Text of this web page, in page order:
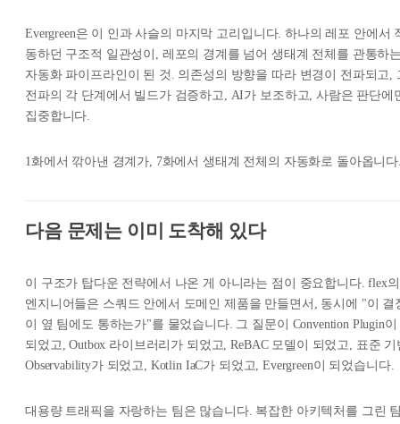
Evergreen은 이 인과 사슬의 마지막 고리입니다. 하나의 레포 안에서
동하던 구조적 일관성이, 레포의 경계를 넘어 생태계 전체를 관통하
자동화 파이프라인이 된 것. 의존성의 방향을 따라 변경이 전파되고,
전파의 각 단계에서 빌드가 검증하고, AI가 보조하고, 사람은 판단에
집중합니다.
1화에서 깎아낸 경계가, 7화에서 생태계 전체의 자동화로 돌아옵니
다음 문제는 이미 도착해 있다
이 구조가 탑다운 전략에서 나온 게 아니라는 점이 중요합니다. flex의
엔지니어들은 스쿼드 안에서 도메인 제품을 만들면서, 동시에 "이 결
이 옆 팀에도 통하는가"를 물었습니다. 그 질문이 Convention Plugin이
되었고, Outbox 라이브러리가 되었고, ReBAC 모델이 되었고, 표준 기
Observability가 되었고, Kotlin IaC가 되었고, Evergreen이 되었습니다.
대용량 트래픽을 자랑하는 팀은 많습니다. 복잡한 아키텍처를 그린